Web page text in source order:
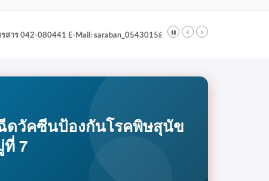
ร 042-080441 E-Mail: saraban_0543015@dla.go.th
ดวัคซีนป้องกันโรคพิษสุนัข
7